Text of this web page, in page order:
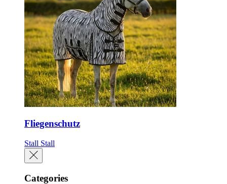
Fliegenschutz
Stall Stall
Categories